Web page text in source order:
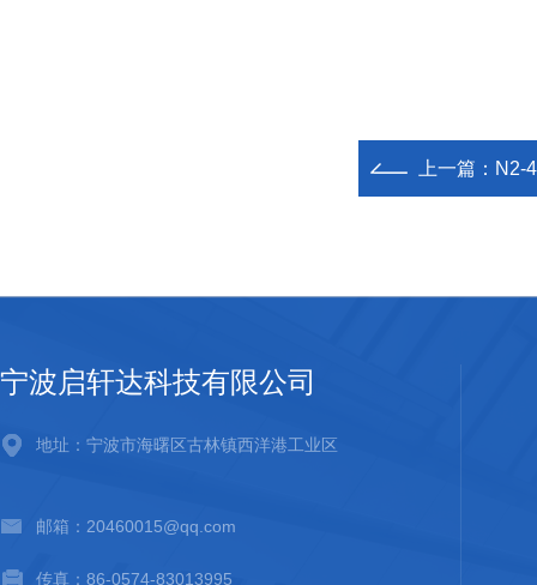
上一篇： N2-
宁波启轩达科技有限公司
地址：宁波市海曙区古林镇西洋港工业区
邮箱：20460015@qq.com
传真：86-0574-83013995